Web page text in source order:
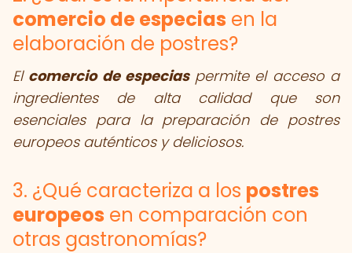
comercio de especias en la
elaboración de postres?
El comercio de especiaspermite el acceso a
ingredientes de alta calidad que son
esenciales para la preparación de postres
europeos auténticos y deliciosos.
3. ¿Qué caracteriza a los postres
europeos en comparación con
otras gastronomías?